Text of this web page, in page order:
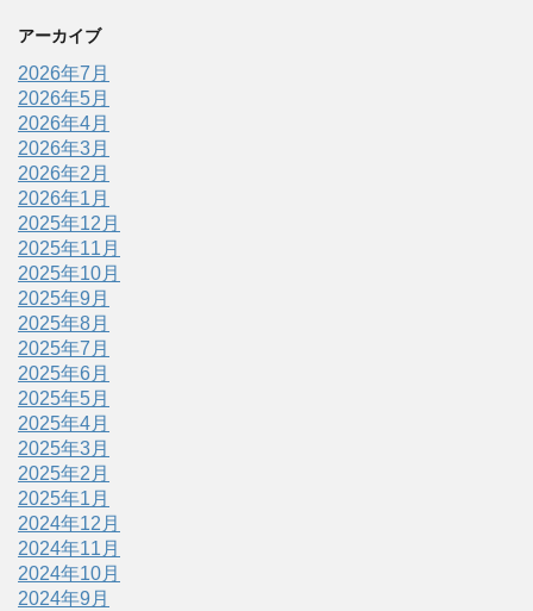
アーカイブ
2026年7月
2026年5月
2026年4月
2026年3月
2026年2月
2026年1月
2025年12月
2025年11月
2025年10月
2025年9月
2025年8月
2025年7月
2025年6月
2025年5月
2025年4月
2025年3月
2025年2月
2025年1月
2024年12月
2024年11月
2024年10月
2024年9月